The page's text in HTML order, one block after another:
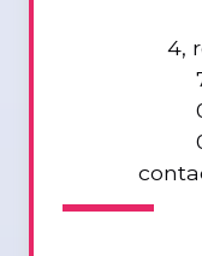
4,